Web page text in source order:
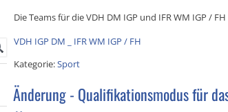
Die Teams für die VDH DM IGP und IFR WM IGP /
VDH IGP DM _ IFR WM IGP / FH
Kategorie:Sport
Änderung - Qualifikationsmodus für